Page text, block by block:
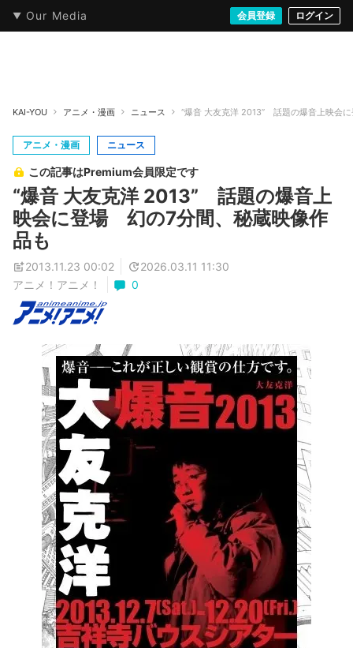
Our Media 会員登録 ログイン
本・文芸 情報化社会 音楽・映像 ゲームストリート
KAI-YOU アニメ・漫画 ニュース “爆音 大友克洋 2013” 話題の爆音上映会
アニメ・漫画 ニュース
この記事はPremium会員限定です
“爆音 大友克洋 2013” 話題の爆音上
映会に登場 幻の7分間、秘蔵映像作
品も
2013.11.23 00:02
2026.03.11 11:30
アニメ！アニメ！
0